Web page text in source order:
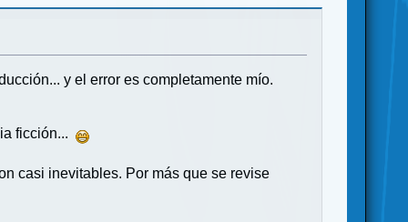
y el error es completamente mío.
ficción...
casi inevitables. Por más que se revise